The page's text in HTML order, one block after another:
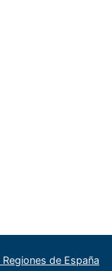
de España